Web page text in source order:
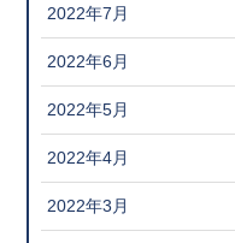
2022年7月
2022年6月
2022年5月
2022年4月
2022年3月